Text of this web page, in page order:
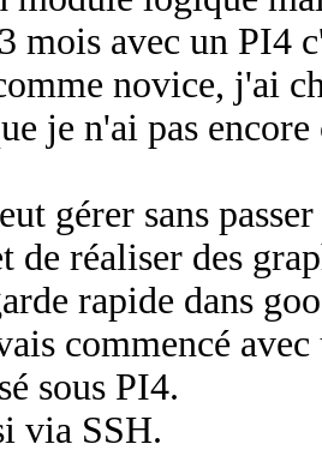
mois avec un PI4
novice, j'ai
je n'ai pas
gérer sans
de réaliser des
rapide dans
commencé
sous PI4.
via SSH.